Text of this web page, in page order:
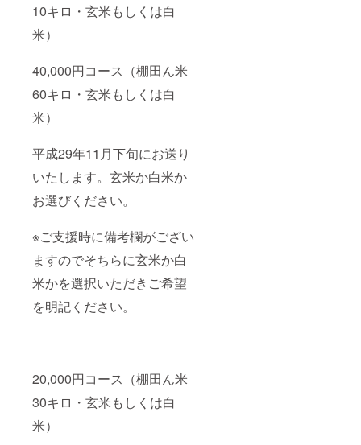
10キロ・玄米もしくは白
米）
40,000円コース（棚田ん米
60キロ・玄米もしくは白
米）
平成29年11月下旬にお送り
いたします。玄米か白米か
お選びください。
※ご支援時に備考欄がござい
ますのでそちらに玄米か白
米かを選択いただきご希望
を明記ください。
20,000円コース（棚田ん米
30キロ・玄米もしくは白
米）